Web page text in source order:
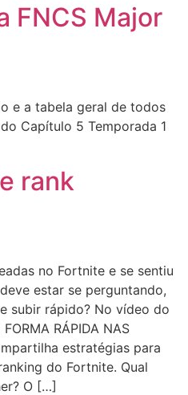
FNCS Major
e a tabela geral de todos
Capítulo 5 Temporada 1
rank
no Fortnite e se sentiu
estar se perguntando,
subir rápido? No vídeo do
RÁPIDA NAS
estratégias para
do Fortnite. Qual
O […]